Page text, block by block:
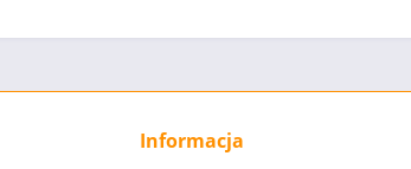
Informacja